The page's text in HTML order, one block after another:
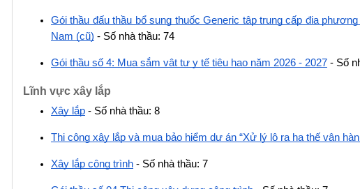
Gói thầu đấu thầu bổ sung thuốc Generic tập trung cấp địa
Nam (cũ) - Số nhà thầu: 74
Gói thầu số 4: Mua sắm vật tư y tế tiêu hao năm 2026 - 2027 - Số
Lĩnh vực xây lắp
Xây lắp - Số nhà thầu: 8
Thi công xây lắp và mua bảo hiểm dự án “Xử lý lộ ra hạ thế vận
Xây lắp công trình - Số nhà thầu: 7